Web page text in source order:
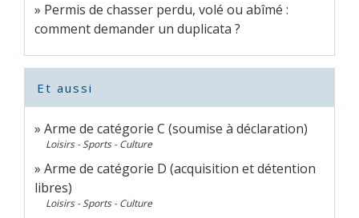
Permis de chasser perdu, volé ou abîmé :
comment demander un duplicata ?
Et aussi
Arme de catégorie C (soumise à déclaration)
Loisirs - Sports - Culture
Arme de catégorie D (acquisition et détention
libres)
Loisirs - Sports - Culture